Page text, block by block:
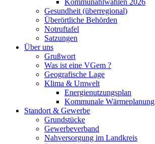
Kommunahlwahlen 2026
Gesundheit (überregional)
Überörtliche Behörden
Notruftafel
Satzungen
Über uns
Grußwort
Was ist eine VGem ?
Geografische Lage
Klima & Umwelt
Energienutzungsplan
Kommunale Wärmeplanung
Standort & Gewerbe
Grundstücke
Gewerbeverband
Nahversorgung im Landkreis